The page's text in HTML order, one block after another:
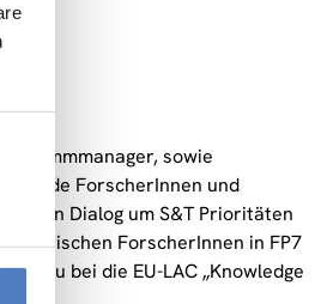
sowie
ForscherInnen und
einen Dialog um S&T Prioritäten
ForscherInnen in FP7
bei die EU-LAC „Knowledge